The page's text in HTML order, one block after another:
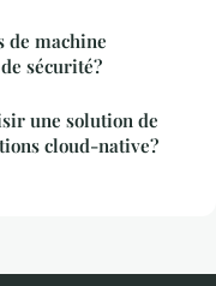
de machine
sécurité?
une solution de
cloud-native?